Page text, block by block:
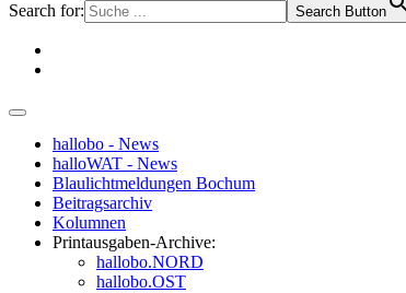
Search for: Search Button
hallobo - News
halloWAT - News
Blaulichtmeldungen Bochum
Beitragsarchiv
Kolumnen
Printausgaben-Archive:
hallobo.NORD
hallobo.OST